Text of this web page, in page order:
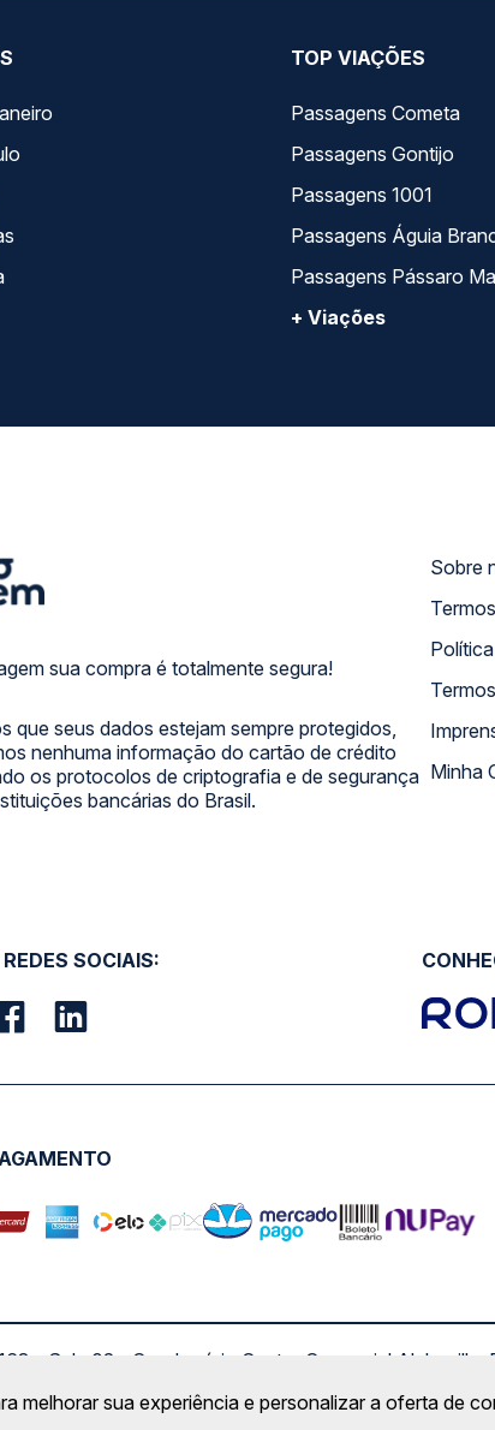
TOP VIAÇÕES
Passagens Cometa
Passagens Gontijo
Passagens 1001
Passagens Águia
Passagens Pássaro
+ Viações
sua compra é totalmente segura!
que seus dados estejam sempre protegidos,
nenhuma informação do cartão de crédito
os protocolos de criptografia e de segurança
bancárias do Brasil.
Sobre
SOCIAIS:
- Sala 02 - Condomínio Centro Comercial
Copyright
melhorar sua experiência e personalizar a oferta de